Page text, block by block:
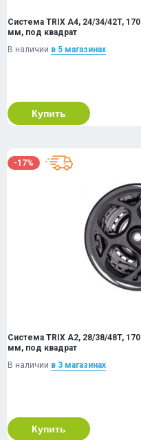
Система TRIX A4, 24/34/42T, 170
мм, под квадрат
В наличии в 5 магазинах
Купить
-17%
Система TRIX A2, 28/38/48T, 170
мм, под квадрат
В наличии в 3 магазинах
Купить